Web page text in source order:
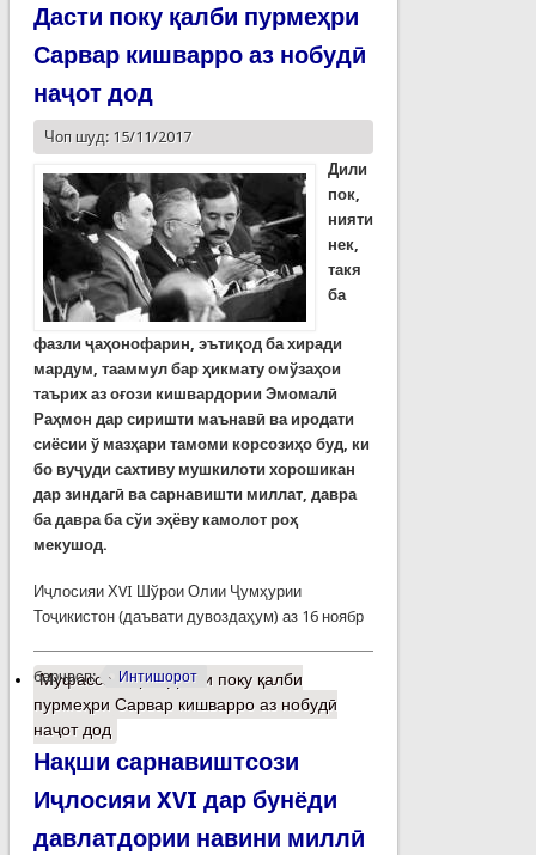
Дасти поку қалби пурмеҳри
Сарвар кишварро аз нобудӣ
наҷот дод
Чоп шуд: 15/11/2017
Дили
пок,
нияти
нек,
такя
ба
фазли ҷаҳонофарин, эътиқод ба хиради
мардум, тааммул бар ҳикмату омўзаҳои
таърих аз оғози кишвардории Эмомалӣ
Раҳмон дар сиришти маънавӣ ва иродати
сиё­сии ў мазҳари тамоми корсозиҳо буд, ки
бо вуҷуди сахтиву мушкилоти хорошикан
дар зиндагӣ ва сарна­вишти миллат, давра
ба давра ба сўи эҳёву камолот роҳ
мекушод.
Иҷлосияи ХVI Шўрои Олии Ҷумҳурии
Тоҷикистон (даъвати ду­воз­даҳум) аз 16 ноябр
барчасп: Интишорот
Муфассалтаро Дасти поку қалби
пурмеҳри Сарвар кишварро аз нобудӣ
наҷот дод
Нақши сарнавиштсози
Иҷлосияи XVI дар бунёди
давлатдории навини миллӣ